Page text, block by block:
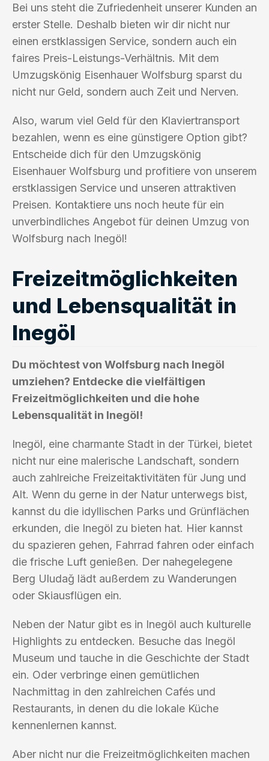
Bei uns steht die Zufriedenheit unserer Kunden an
erster Stelle. Deshalb bieten wir dir nicht nur
einen erstklassigen Service, sondern auch ein
faires Preis-Leistungs-Verhältnis. Mit dem
Umzugskönig Eisenhauer Wolfsburg sparst du
nicht nur Geld, sondern auch Zeit und Nerven.
Also, warum viel Geld für den Klaviertransport
bezahlen, wenn es eine günstigere Option gibt?
Entscheide dich für den Umzugskönig
Eisenhauer Wolfsburg und profitiere von unserem
erstklassigen Service und unseren attraktiven
Preisen. Kontaktiere uns noch heute für ein
unverbindliches Angebot für deinen Umzug von
Wolfsburg nach Inegöl!
Freizeitmöglichkeiten
und Lebensqualität in
Inegöl
Du möchtest von Wolfsburg nach Inegöl
umziehen? Entdecke die vielfältigen
Freizeitmöglichkeiten und die hohe
Lebensqualität in Inegöl!
Inegöl, eine charmante Stadt in der Türkei, bietet
nicht nur eine malerische Landschaft, sondern
auch zahlreiche Freizeitaktivitäten für Jung und
Alt. Wenn du gerne in der Natur unterwegs bist,
kannst du die idyllischen Parks und Grünflächen
erkunden, die Inegöl zu bieten hat. Hier kannst
du spazieren gehen, Fahrrad fahren oder einfach
die frische Luft genießen. Der nahegelegene
Berg Uludağ lädt außerdem zu Wanderungen
oder Skiausflügen ein.
Neben der Natur gibt es in Inegöl auch kulturelle
Highlights zu entdecken. Besuche das Inegöl
Museum und tauche in die Geschichte der Stadt
ein. Oder verbringe einen gemütlichen
Nachmittag in den zahlreichen Cafés und
Restaurants, in denen du die lokale Küche
kennenlernen kannst.
Aber nicht nur die Freizeitmöglichkeiten machen